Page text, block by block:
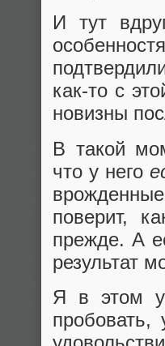
И тут
как-то с
новизны
В такой
что у него
поверит,
прежде. А
результат
Я в этом